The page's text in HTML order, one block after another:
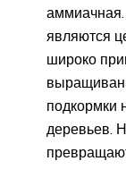
являются
широко
подкормки
деревьев.